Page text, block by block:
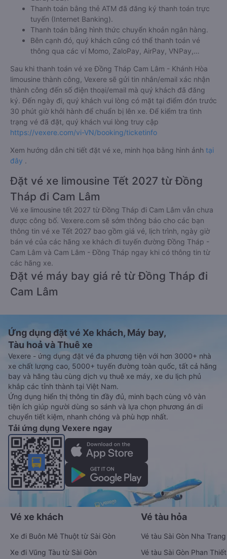
Thanh toán bằng thẻ ATM đã đăng ký thanh toán trực
tuyến (Internet Banking).
Thanh toán bằng hình thức chuyển khoản ngân hàng.
Bên cạnh đó, quý khách cũng có thể thanh toán vé
thông qua các ví Momo, ZaloPay, AirPay, VNPay,…
Sau khi thanh toán vé xe Đồng Tháp Cam Lâm - Khánh Hòa
limousine thành công, Vexere sẽ gửi tin nhắn/email xác nhận
thành công đến số điện thoại/email mà quý khách đã đăng
ký. Đến ngày đi, quý khách vui lòng có mặt tại điểm đón trước
30 phút giờ khởi hành để chuẩn bị lên xe. Để kiểm tra tình
trạng vé đã đặt, quý khách vui lòng truy cập
https://vexere.com/vi-VN/booking/ticketinfo
Xem hướng dẫn chi tiết đặt vé xe, minh họa bằng hình ảnh tại
đây .
Đặt vé xe limousine Tết 2027 từ Đồng
Tháp đi Cam Lâm
Vé xe limousine tết 2027 từ Đồng Tháp đi Cam Lâm vẫn chưa
được công bố. Vexere.com sẽ sớm thông báo cho các bạn
thông tin vé xe Tết 2027 bao gồm giá vé, lịch trình, ngày giờ
bán vé của các hãng xe khách đi tuyến đường Đồng Tháp -
Cam Lâm và Cam Lâm - Đồng Tháp ngay khi có thông tin từ
các hãng xe.
Đặt vé máy bay giá rẻ từ Đồng Tháp đi
Cam Lâm
Ứng dụng đặt vé Xe khách, Máy bay,
Tàu hoả và Thuê xe
Vexere - ứng dụng đặt vé đa phương tiện với hơn 3000+ nhà
xe chất lượng cao, 5000+ tuyến đường toàn quốc, tất cả hãng
bay và hãng tàu cùng dịch vụ thuê xe máy, xe du lịch phủ
khắp các tỉnh thành tại Việt Nam.
Ứng dụng hiển thị thông tin đầy đủ, minh bạch cùng vô vàn
tiện ích giúp người dùng so sánh và lựa chọn phương án di
chuyển tiết kiệm, nhanh chóng và phù hợp nhất.
Tải ứng dụng Vexere ngay
Vé xe khách
Xe đi Buôn Mê Thuột từ Sài Gòn
Xe đi Vũng Tàu từ Sài Gòn
Vé tàu hỏa
Vé tàu Sài Gòn Nha Trang
Vé tàu Sài Gòn Phan Thiết